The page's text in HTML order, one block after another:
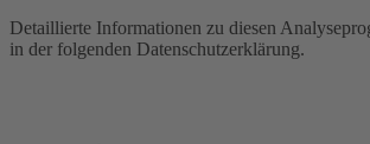
Detaillierte Informationen zu diesen
in der folgenden Datenschutzerklärung.